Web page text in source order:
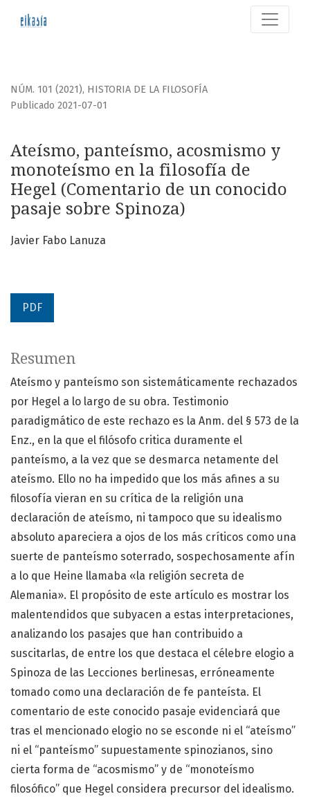
Ateísmo, panteísmo, acosmismo y monoteísmo en la
NÚM. 101 (2021), HISTORIA DE LA FILOSOFÍA
Ateísmo, panteísmo, acosmismo y
monoteísmo en la filosofía de
Hegel (Comentario de un conocido
pasaje sobre Spinoza)
Publicado 2021-07-01
Javier Fabo Lanuza
PDF
Resumen
Ateísmo y panteísmo son sistemáticamente rechazados
por Hegel a lo largo de su obra. Testimonio
paradigmático de este rechazo es la Anm. del § 573 de la
Enz., en la que el filósofo critica duramente el
panteísmo, a la vez que se desmarca netamente del
ateísmo. Ello no ha impedido que los más afines a su
filosofía vieran en su crítica de la religión una
declaración de ateísmo, ni tampoco que su idealismo
absoluto apareciera a ojos de los más críticos como una
suerte de panteísmo soterrado, sospechosamente afín
a lo que Heine llamaba «la religión secreta de
Alemania». El propósito de este artículo es mostrar los
malentendidos que subyacen a estas interpretaciones,
analizando los pasajes que han contribuido a
suscitarlas, de entre los que destaca el célebre elogio a
Spinoza de las Lecciones berlinesas, erróneamente
tomado como una declaración de fe panteísta. El
comentario de este conocido pasaje evidenciará que
tras el mencionado elogio no se esconde ni el “ateísmo”
ni el “panteísmo” supuestamente spinozianos, sino
cierta forma de “acosmismo” y de “monoteísmo
filosófico” que Hegel considera precursor del idealismo.